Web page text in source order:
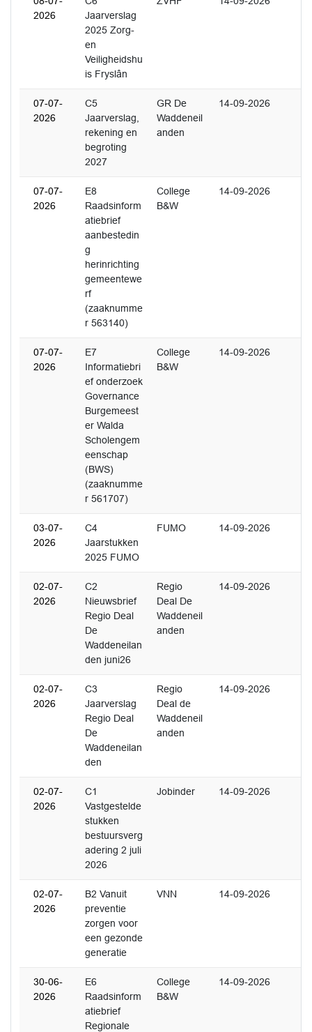
2026
Jaarverslag
2025 Zorg-
en
Veiligheidshu
is Fryslân
07-07-
2026
C5
Jaarverslag,
rekening en
begroting
2027
GR De
Waddeneil
anden
14-09-2026
07-07-
2026
E8
Raadsinform
atiebrief
aanbestedin
g
herinrichting
gemeentewe
rf
(zaaknumme
r 563140)
College
B&W
14-09-2026
07-07-
2026
E7
Informatiebri
ef onderzoek
Governance
Burgemeest
er Walda
Scholengem
eenschap
(BWS)
(zaaknumme
r 561707)
College
B&W
14-09-2026
03-07-
2026
C4
Jaarstukken
2025 FUMO
FUMO 14-09-2026
02-07-
2026
C2
Nieuwsbrief
Regio Deal
De
Waddeneilan
den juni26
Regio
Deal De
Waddeneil
anden
14-09-2026
02-07-
2026
C3
Jaarverslag
Regio Deal
De
Waddeneilan
den
Regio
Deal de
Waddeneil
anden
14-09-2026
02-07-
2026
C1
Vastgestelde
stukken
bestuursverg
adering 2 juli
2026
Jobinder 14-09-2026
02-07-
2026
B2 Vanuit
preventie
zorgen voor
een gezonde
generatie
VNN 14-09-2026
30-06-
2026
E6
Raadsinform
atiebrief
Regionale
College
B&W
14-09-2026